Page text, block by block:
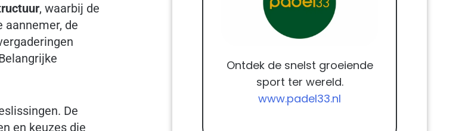
, waarbij de
aannemer, de
De
en keuzes die
Ontdek de snelst groeiende
sport ter wereld.
www.padel33.nl